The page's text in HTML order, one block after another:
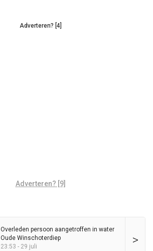
Adverteren? [4]
Adverteren? [9]
>
Overleden persoon aangetroffen in water
Oude Winschoterdiep
23:53 - 29 juli